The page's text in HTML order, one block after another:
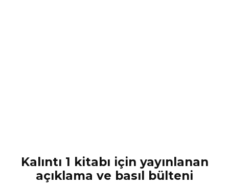
Kalıntı 1 kitabı için yayınlanan
açıklama ve basıl bülteni